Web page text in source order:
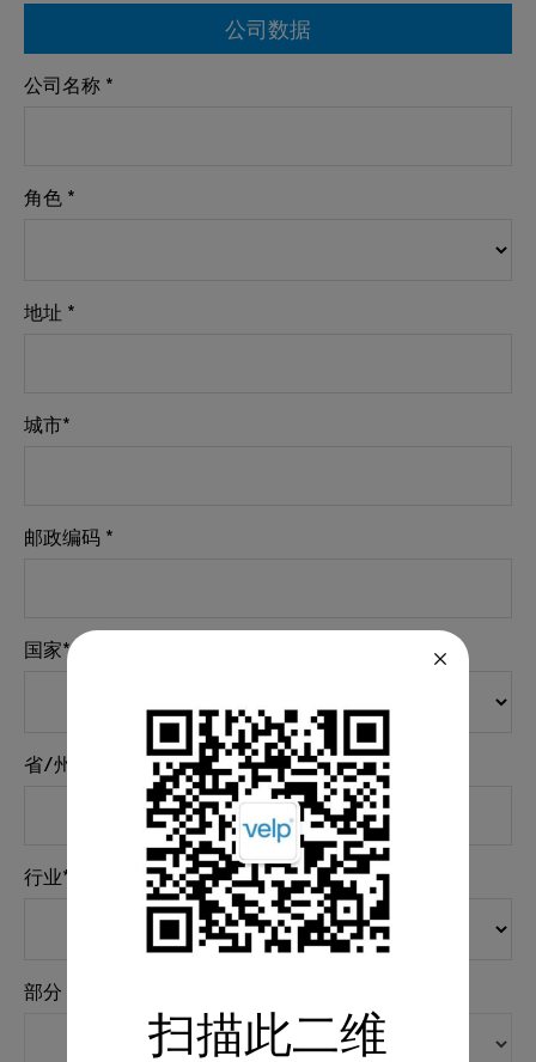
公司数据
公司名称 *
角色 *
地址 *
城市*
邮政编码 *
国家*
省/州*
行业*
部分
扫描此二维